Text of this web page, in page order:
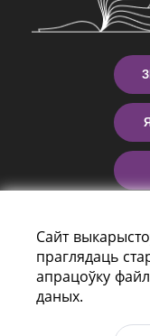
Сайт
праглядаць
апрацоўку
даных.